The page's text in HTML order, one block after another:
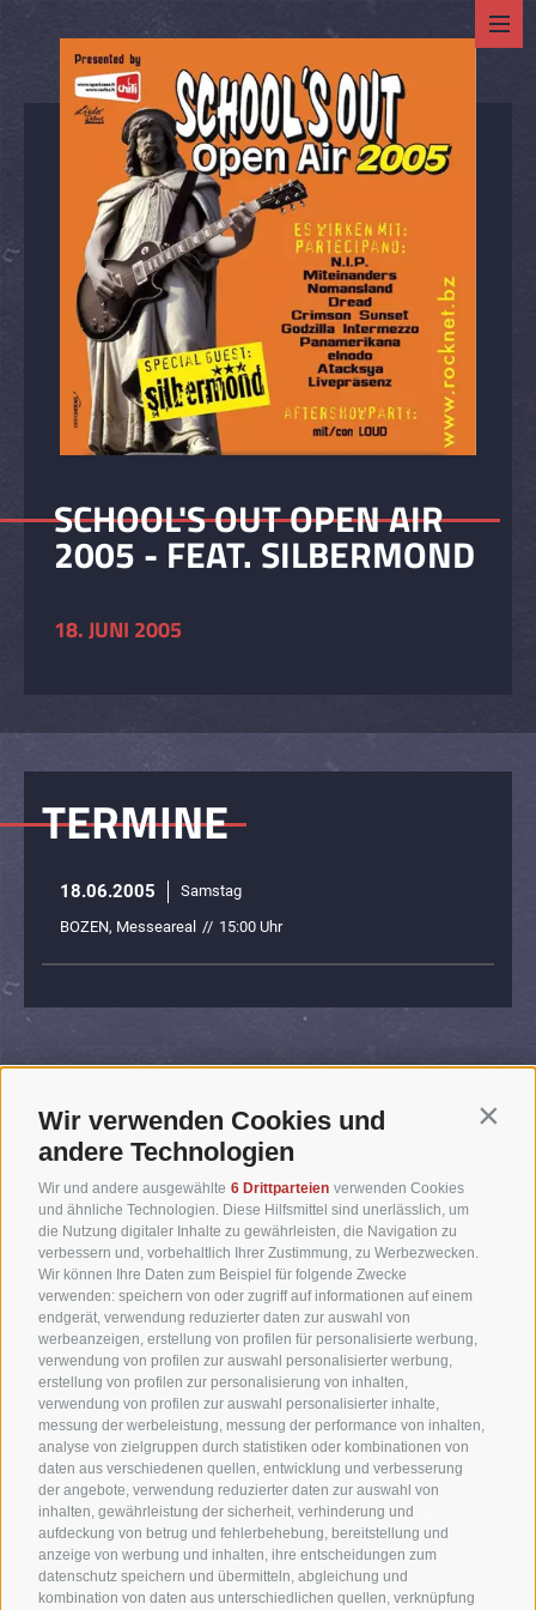
Wir verwenden Cookies und
andere Technologien
Wir und andere ausgewählte 6 Drittparteien verwenden Cookies
und ähnliche Technologien. Diese Hilfsmittel sind unerlässlich, um
die Nutzung digitaler Inhalte zu gewährleisten, die Navigation zu
verbessern und, vorbehaltlich Ihrer Zustimmung, zu Werbezwecken.
Wir können Ihre Daten zum Beispiel für folgende Zwecke
verwenden: speichern von oder zugriff auf informationen auf einem
endgerät, verwendung reduzierter daten zur auswahl von
werbeanzeigen, erstellung von profilen für personalisierte werbung,
verwendung von profilen zur auswahl personalisierter werbung,
erstellung von profilen zur personalisierung von inhalten,
verwendung von profilen zur auswahl personalisierter inhalte,
messung der werbeleistung, messung der performance von inhalten,
analyse von zielgruppen durch statistiken oder kombinationen von
daten aus verschiedenen quellen, entwicklung und verbesserung
der angebote, verwendung reduzierter daten zur auswahl von
inhalten, gewährleistung der sicherheit, verhinderung und
aufdeckung von betrug und fehlerbehebung, bereitstellung und
anzeige von werbung und inhalten, ihre entscheidungen zum
datenschutz speichern und übermitteln, abgleichung und
kombination von daten aus unterschiedlichen quellen, verknüpfung
SCHOOL'S OUT OPEN AIR
2005 - FEAT. SILBERMOND
18. JUNI 2005
TERMINE
18.06.2005
Samstag
BOZEN, Messeareal // 15:00 Uhr
Silbermond|Das Beste